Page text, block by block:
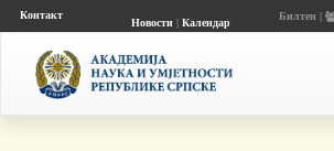
Контакт
Новости| Календар
Билтен |